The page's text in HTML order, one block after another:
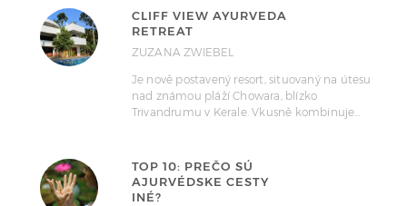
CLIFF VIEW AYURVEDA
RETREAT
ZUZANA ZWIEBEL
Je nově postavený resort, situovaný na útesu
nad známou pláží Chowara, blízko
Trivandrumu v Kerale. Vkusně kombinuje…
TOP 10: PREČO SÚ
AJURVÉDSKE CESTY
INÉ?